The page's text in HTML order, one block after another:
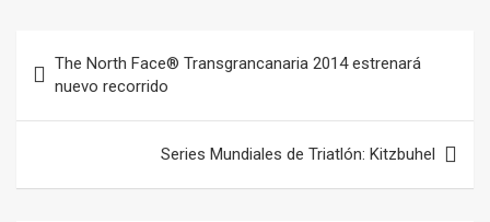
de
entradas
The North Face® Transgrancanaria 2014 estrenará
nuevo recorrido
Series Mundiales de Triatlón: Kitzbuhel